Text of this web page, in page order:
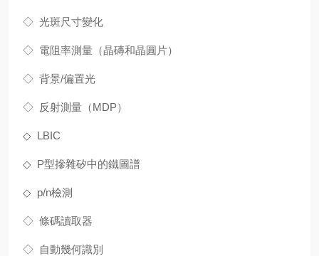
◇ 光斑尺寸變化
◇ 電阻率測量（晶磚和晶圓片）
◇ 背景/偏置光
◇ 反射測量（MDP）
◇ LBIC
◇ P型摻雜矽中的鐵圖譜
◇ p/n檢測
◇ 條碼讀取器
◇ 自動幾何識別